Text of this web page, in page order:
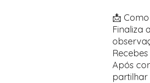
📩
Finaliza
Após
partilhar